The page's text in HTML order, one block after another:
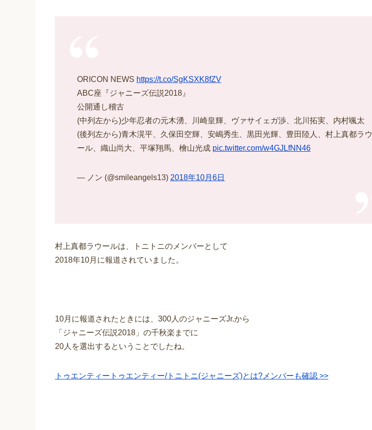
ORICON NEWS https://t.co/SgKSXK8fZV
ABC座『ジャニーズ伝説2018』
公開通し稽古
(中列左から)少年忍者の元木湧、川崎皇輝、ヴァサイェガ渉、北川拓実、内村颯太
(後列左から)青木滉平、久保田空輝、安嶋秀生、黒田光輝、豊田陸人、村上真都ラウ
ール、織山尚大、平塚翔馬、檜山光成 pic.twitter.com/w4GJLfNN46
— ノン (@smileangels13) 2018年10月6日
村上真都ラウールは、トニトニのメンバーとして
2018年10月に報道されていました。
10月に報道されたときには、300人のジャニーズJr.から
「ジャニーズ伝説2018」の千秋楽までに
20人を選出するということでしたね。
トゥエンティートゥエンティー/トニトニ(ジャニーズ)とは?メンバーも確認 >>